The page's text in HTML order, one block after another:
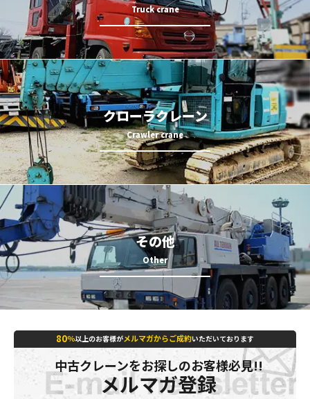
クローラクレーン
その他
80％以上のお客様がメルマガからご成約いただいております
中古クレーンをお探しのお客様必見!!
メルマガ登録